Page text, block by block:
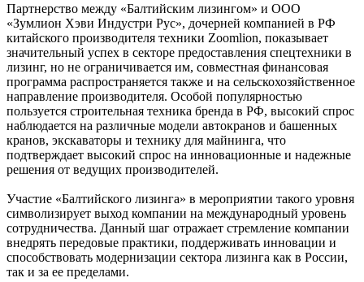
Партнерство между «Балтийским лизингом» и ООО
«Зумлион Хэви Индустри Рус», дочерней компанией в РФ
китайского производителя техники Zoomlion, показывает
значительный успех в секторе предоставления спецтехники в
лизинг, но не ограничивается им, совместная финансовая
программа распространяется также и на сельскохозяйственное
направление производителя. Особой популярностью
пользуется строительная техника бренда в РФ, высокий спрос
наблюдается на различные модели автокранов и башенных
кранов, экскаваторы и технику для майнинга, что
подтверждает высокий спрос на инновационные и надежные
решения от ведущих производителей.
Участие «Балтийского лизинга» в мероприятии такого уровня
символизирует выход компании на международный уровень
сотрудничества. Данный шаг отражает стремление компании
внедрять передовые практики, поддерживать инновации и
способствовать модернизации сектора лизинга как в России,
так и за ее пределами.